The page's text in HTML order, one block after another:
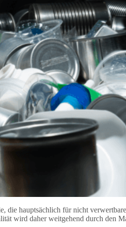
die hauptsächlich für nicht
wird daher weitgehend durch den